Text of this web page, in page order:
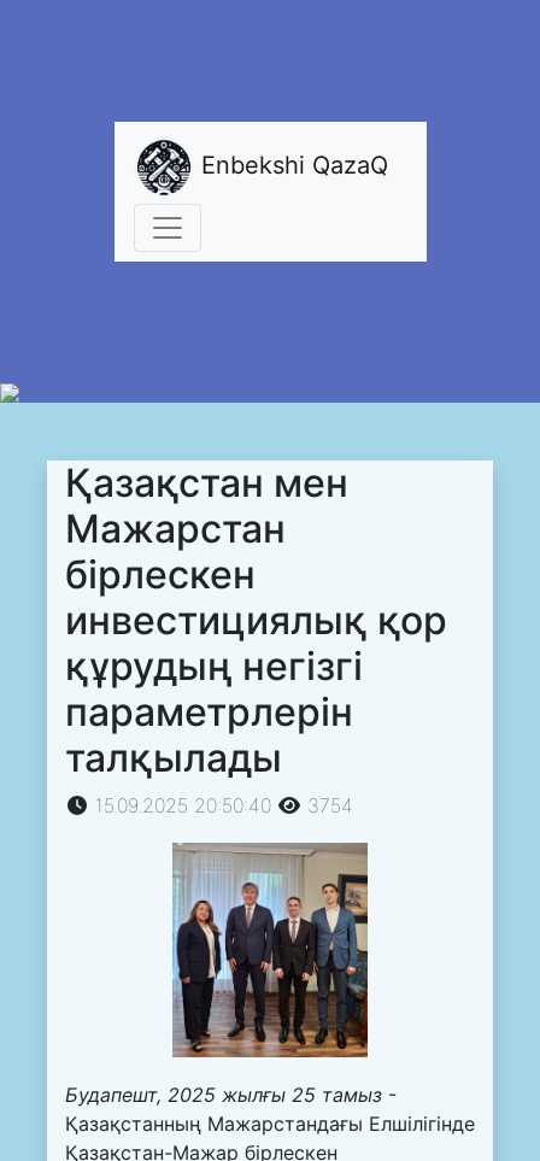
Enbekshi QazaQ
Қазақстан мен
Мажарстан
бірлескен
инвестициялық қор
құрудың негізгі
параметрлерін
талқылады
15.09.2025 20:50:40 3754
Будапешт, 2025 жылғы 25 тамыз -
Қазақстанның Мажарстандағы Елшілігінде
Қазақстан-Мажар бірлескен